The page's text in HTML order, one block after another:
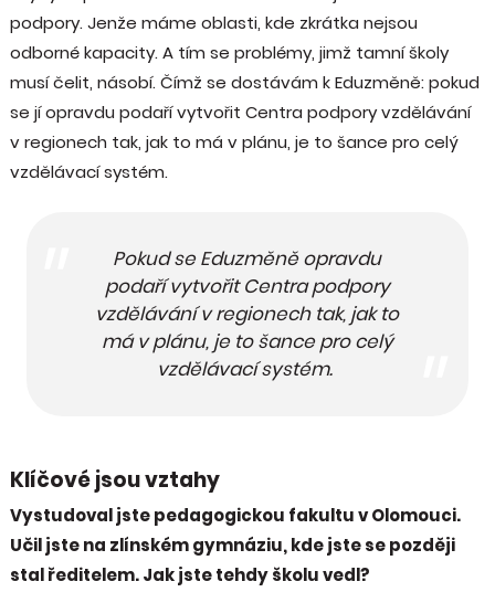
podpory. Jenže máme oblasti, kde zkrátka nejsou
odborné kapacity. A tím se problémy, jimž tamní školy
musí čelit, násobí. Čímž se dostávám k Eduzměně: pokud
se jí opravdu podaří vytvořit Centra podpory vzdělávání
v regionech tak, jak to má v plánu, je to šance pro celý
vzdělávací systém.
Pokud se Eduzměně opravdu
podaří vytvořit Centra podpory
vzdělávání v regionech tak, jak to
má v plánu, je to šance pro celý
vzdělávací systém.
Klíčové jsou vztahy
Vystudoval jste pedagogickou fakultu v Olomouci.
Učil jste na zlínském gymnáziu, kde jste se později
stal ředitelem. Jak jste tehdy školu vedl?